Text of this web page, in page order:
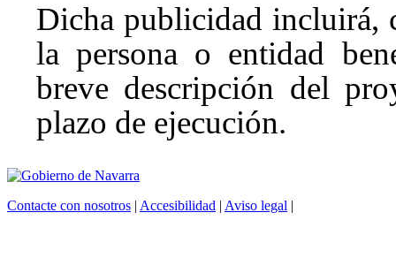
Dicha publicidad incluirá,
la persona o entidad
breve descripción del
plazo de ejecución.
Contacte con nosotros | Accesibilidad | Aviso legal |